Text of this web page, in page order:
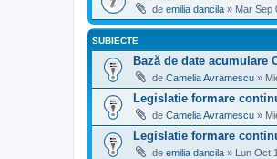
de emilia dancila » Mar Sep
SUBIECTE
Bază de date acumulare
de Camelia Avramescu »
Legislatie formare
de Camelia Avramescu »
Legislatie formare
de emilia dancila » Lun Oct